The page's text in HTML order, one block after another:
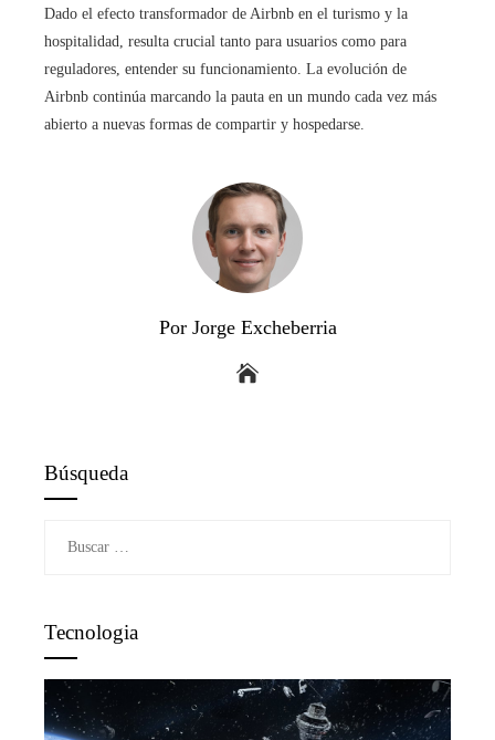
Dado el efecto transformador de Airbnb en el turismo y la
hospitalidad, resulta crucial tanto para usuarios como para
reguladores, entender su funcionamiento. La evolución de
Airbnb continúa marcando la pauta en un mundo cada vez más
abierto a nuevas formas de compartir y hospedarse.
Por Jorge Excheberria
Búsqueda
Tecnologia